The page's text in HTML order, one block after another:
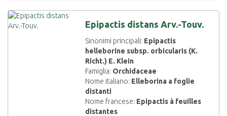
Epipactis distans Arv.-Touv.
Sinonimi principali: Epipactis
helleborine subsp. orbicularis (K.
Richt.) E. Klein
Famiglia: Orchidaceae
Nome italiano: Elleborina a foglie
distanti
Nome francese: Epipactis à feuilles
distantes